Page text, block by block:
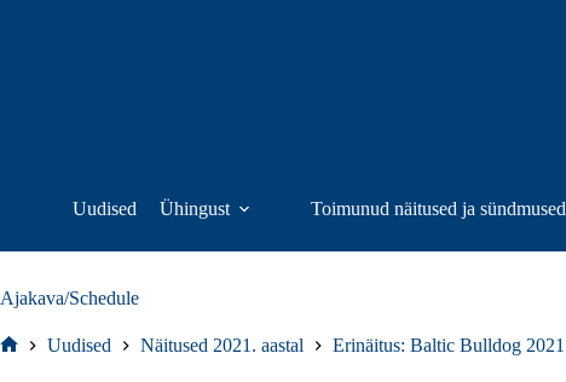
Uudised Ühingust Toimunud näitused ja sündmused
Ajakava/Schedule
Uudised Näitused 2021. aastal Erinäitus: Baltic Bulldog 2021